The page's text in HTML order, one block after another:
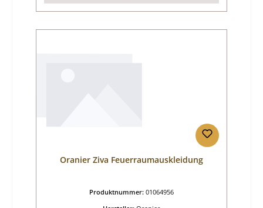
Oranier Ziva Feuerraumauskleidung
Produktnummer: 01064956